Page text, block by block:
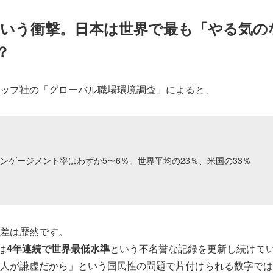
う衝撃。日本は世界で最も「やる気
プ社の「グローバル職場環境調査」によると、
ゲージメント率はわずか5〜6％。世界平均の23％、米国の33％
は歴然です。
4年連続で世界最低水準という不名誉な記録を更新し続けて
が謙虚だから」という国民性の問題で片付けられる数字で